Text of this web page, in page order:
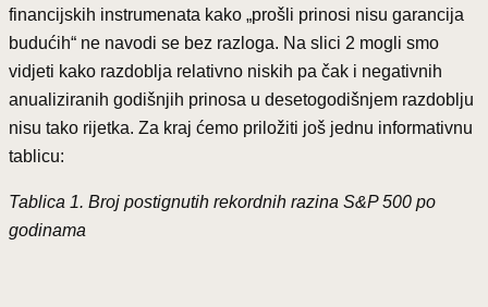
financijskih instrumenata kako „prošli prinosi nisu garancija
budućih“ ne navodi se bez razloga. Na slici 2 mogli smo
vidjeti kako razdoblja relativno niskih pa čak i negativnih
anualiziranih godišnjih prinosa u desetogodišnjem razdoblju
nisu tako rijetka. Za kraj ćemo priložiti još jednu informativnu
tablicu:
Tablica 1. Broj postignutih rekordnih razina S&P 500 po
godinama